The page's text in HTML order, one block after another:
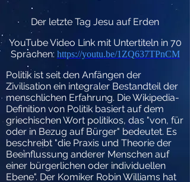
Der letzte Tag Jesu auf Erden
YouTube Video Link mit Untertiteln in 70
Sprachen: https://youtu.be/1ZQ637TPnCM
Politik ist seit den Anfängen der
Zivilisation ein integraler Bestandteil der
menschlichen Erfahrung. Die Wikipedia-
Definition von Politik basiert auf dem
griechischen Wort politikos, das "von, für
oder in Bezug auf Bürger" bedeutet. Es
beschreibt "die Praxis und Theorie der
Beeinflussung anderer Menschen auf
einer bürgerlichen oder individuellen
Ebene". Der Komiker Robin Williams hat